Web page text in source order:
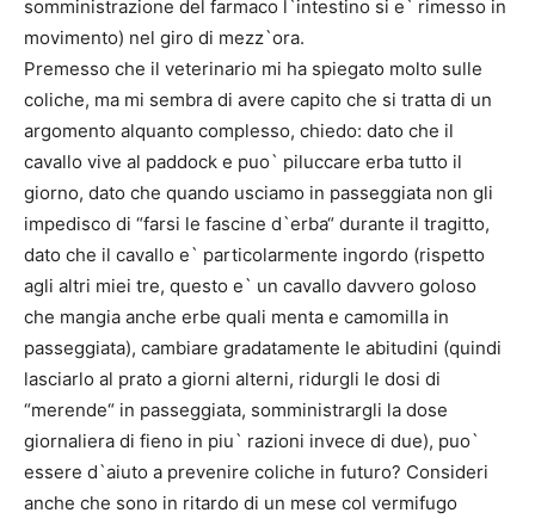
somministrazione del farmaco l`intestino si e` rimesso in
movimento) nel giro di mezz`ora.
Premesso che il veterinario mi ha spiegato molto sulle
coliche, ma mi sembra di avere capito che si tratta di un
argomento alquanto complesso, chiedo: dato che il
cavallo vive al paddock e puo` piluccare erba tutto il
giorno, dato che quando usciamo in passeggiata non gli
impedisco di “farsi le fascine d`erba“ durante il tragitto,
dato che il cavallo e` particolarmente ingordo (rispetto
agli altri miei tre, questo e` un cavallo davvero goloso
che mangia anche erbe quali menta e camomilla in
passeggiata), cambiare gradatamente le abitudini (quindi
lasciarlo al prato a giorni alterni, ridurgli le dosi di
“merende“ in passeggiata, somministrargli la dose
giornaliera di fieno in piu` razioni invece di due), puo`
essere d`aiuto a prevenire coliche in futuro? Consideri
anche che sono in ritardo di un mese col vermifugo